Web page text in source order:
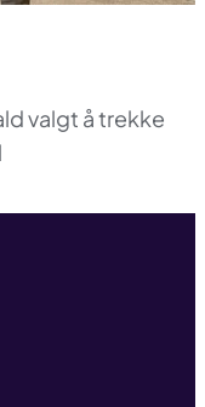
valgt å trekke